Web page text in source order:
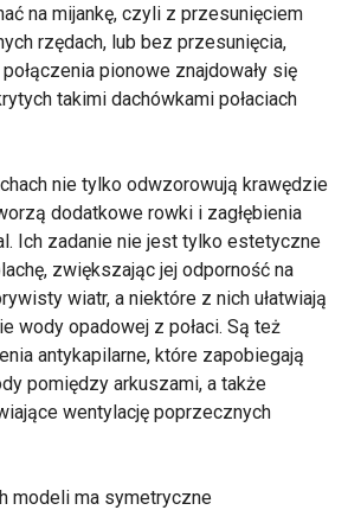
na mijankę, czyli z przesunięciem
rzędach, lub bez przesunięcia,
połączenia pionowe znajdowały się
takimi dachówkami połaciach
nie tylko odwzorowują krawędzie
dodatkowe rowki i zagłębienia
Ich zadanie nie jest tylko estetyczne
zwiększając jej odporność na
wiatr, a niektóre z nich ułatwiają
wody opadowej z połaci. Są też
antykapilarne, które zapobiegają
pomiędzy arkuszami, a także
wentylację poprzecznych
modeli ma symetryczne